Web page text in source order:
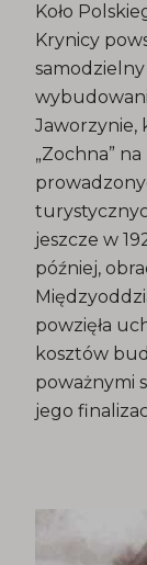
Koło
Krynicy
samodzielny
Jaworzynie,
„Zochna”
jeszcze w
później,
powzięła
kosztów
poważnymi
jego